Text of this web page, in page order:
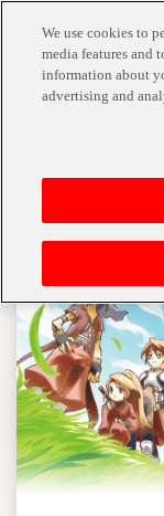
We use cookies to
media features and
information about
advertising and